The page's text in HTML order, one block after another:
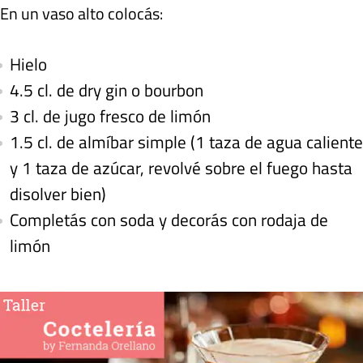
En un vaso alto colocás:
Hielo
4.5 cl. de dry gin o bourbon
3 cl. de jugo fresco de limón
1.5 cl. de almíbar simple (1 taza de agua caliente
y 1 taza de azúcar, revolvé sobre el fuego hasta
disolver bien)
Completás con soda y decorás con rodaja de
limón